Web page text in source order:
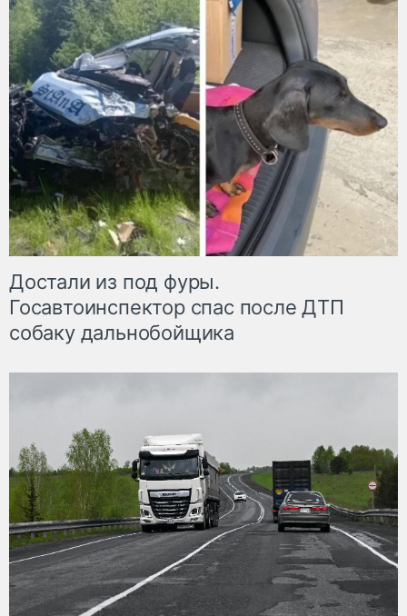
Достали из под фуры.
Госавтоинспектор спас после ДТП
собаку дальнобойщика